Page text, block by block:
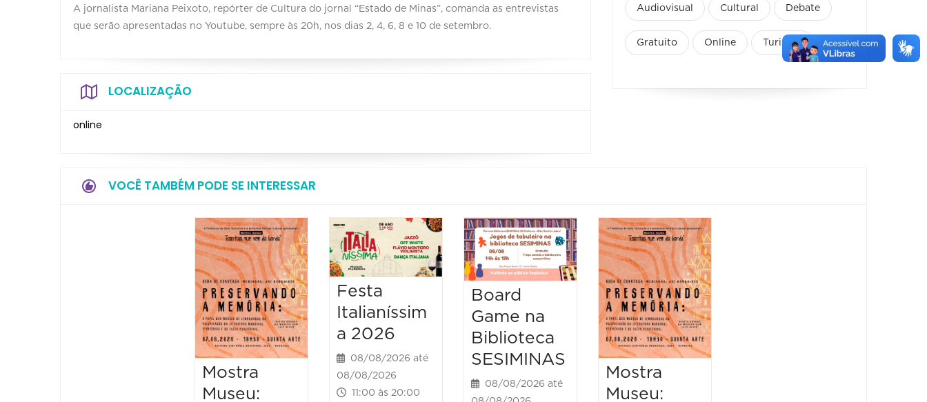
A jornalista Mariana Peixoto, repórter de Cultura do jornal “Estado de Minas”, comanda as entrevistas
que serão apresentadas no Youtube, sempre às 20h, nos dias 2, 4, 6, 8 e 10 de setembro.
LOCALIZAÇÃO
online
Audiovisual Cultural Debate
Gratuito Online Turismo
VOCÊ TAMBÉM PODE SE INTERESSAR
Mostra
Museu:
Festa
Italianíssim
a 2026
08/08/2026 até
08/08/2026
11:00 às 20:00
Board
Game na
Biblioteca
SESIMINAS
08/08/2026 até
Mostra
Museu: